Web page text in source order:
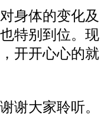
身体的变化及
特别到位。现
开开心心的就
谢大家聆听。